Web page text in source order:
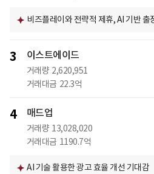
비즈플레이와 전략적 제휴, AI 기반 출
3 이스트에이드
거래량 2,620,951
거래대금 22.3억
4 매드업
거래량 13,028,020
거래대금 1190.7억
AI 기술 활용한 광고 효율 개선 기대감